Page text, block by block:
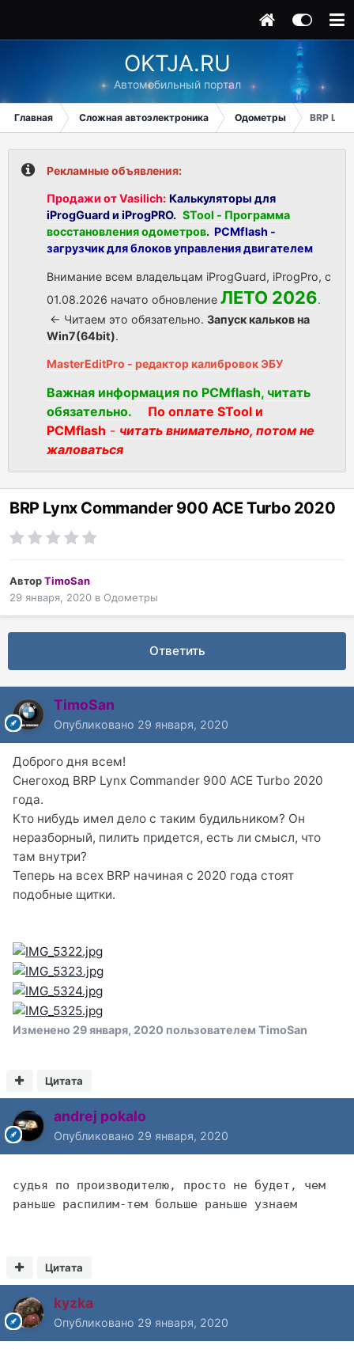
OKTJA.RU
Автомобильный портал
Главная Сложная автоэлектроника Одометры BRP
Рекламные объявления:
Продажи от Vasilich: Калькуляторы для
iProgGuard и iProgPRO. STool - Программа
восстановления одометров. PCMflash -
загрузчик для блоков управления двигателем
Внимание всем владельцам iProgGuard, iProgPro, с
01.08.2026 начато обновление ЛЕТО 2026.
<- Читаем это обязательно. Запуск кальков на
Win7(64bit).
MasterEditPro - редактор калибровок ЭБУ
Важная информация по PCMflash, читать
обязательно.
По оплате STool и
PCMflash - читать внимательно, потом не
жаловаться
BRP Lynx Commander 900 ACE Turbo 2020
АвторTimoSan
29 января, 2020 в Одометры
Ответить
TimoSan
Опубликовано 29 января, 2020
Доброго дня всем!
Снегоход BRP Lynx Commander 900 ACE Turbo 2020
года.
Кто нибудь имел дело с таким будильником? Он
неразборный, пилить придется, есть ли смысл, что
там внутри?
Теперь на всех BRP начиная с 2020 года стоят
подобные щитки.
Изменено 29 января, 2020 пользователем TimoSan
Цитата
andrej pokalo
Опубликовано 29 января, 2020
судья по производителю, просто не будет, чем
раньше распилим-тем больше раньше узнаем
Цитата
kyzka
Опубликовано 29 января, 2020